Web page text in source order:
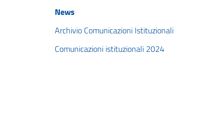
News
Archivio Comunicazioni Istituzionali
Comunicazioni istituzionali 2024